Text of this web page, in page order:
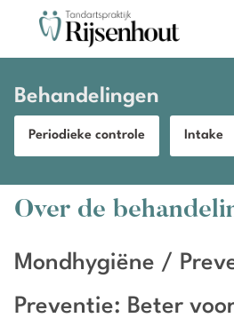
Behandelingen
Periodieke controle Intake
Over de
Mondhygiëne /
Preventie: Beter